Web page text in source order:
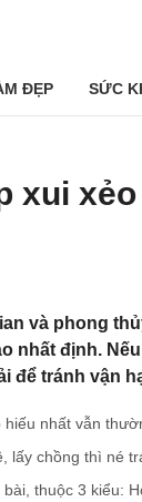
ĐẸP SỨC
xẻo
và phong
định. Nếu
để tránh vận
nhất vẫn
lấy chồng thì né
thuộc 3 kiểu: